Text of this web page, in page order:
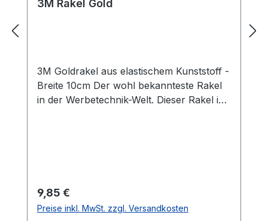
3M Rakel Gold
3M Goldrakel aus elastischem Kunststoff -
Breite 10cm Der wohl bekannteste Rakel
in der Werbetechnik-Welt. Dieser Rakel ist
gebogenen Oberflächen wie
Autoscheiben und KFZ-Karosserien.
Eigenschaften: stabil hitzebeständig
Regulärer Preis:
9,85 €
Preise inkl. MwSt. zzgl. Versandkosten